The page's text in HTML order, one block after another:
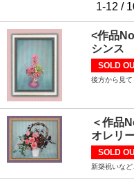
1-12 /
<作品
シンス
SOLD
後方から見て
＜作品
オレリ
SOLD
新築祝いな